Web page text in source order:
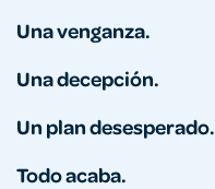
Una venganza.
Una decepción.
Un plan desesperado.
Todo acaba.